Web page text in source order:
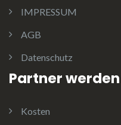
IMPRESSUM
AGB
Datenschutz
Partner werden
Kosten